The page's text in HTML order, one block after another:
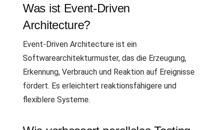
Was ist Event-Driven
Architecture?
Event-Driven Architecture ist ein
Softwarearchitekturmuster, das die Erzeugung,
Erkennung, Verbrauch und Reaktion auf Ereignisse
fördert. Es erleichtert reaktionsfähigere und
flexiblere Systeme.